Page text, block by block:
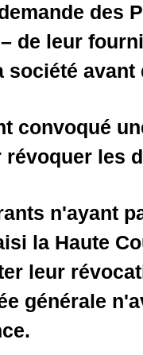
des
de leur
société
convoqué
les
n'ayant
la Haute
leur
générale